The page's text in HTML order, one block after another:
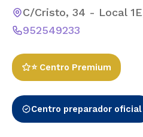
C/Cristo, 34 - Local
952549233
⭐ Centro Premium
Centro preparador oficial